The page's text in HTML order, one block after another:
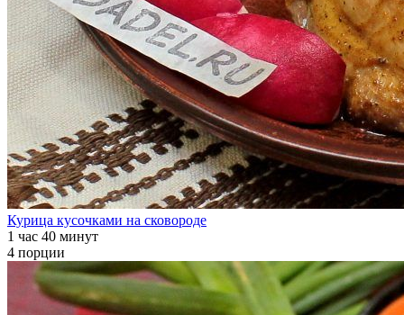
Курица кусочками на сковороде
1 час 40 минут
4 порции